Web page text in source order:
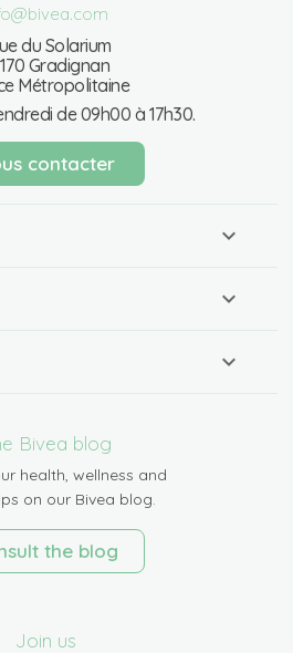
du Solarium
Gradignan
Métropolitaine
de 09h00 à 17h30.
contacter
Bivea blog
health, wellness and
on our Bivea blog.
the blog
Join us